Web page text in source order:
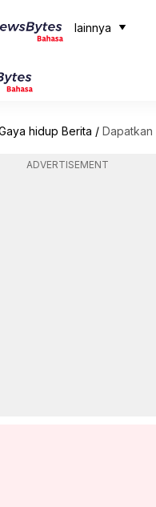
lainnya
hidup Berita / Dapatkan kulit
ADVERTISEMENT